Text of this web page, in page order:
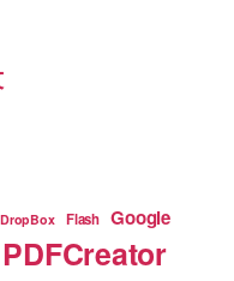
DropBox Flash Google
PDFCreator